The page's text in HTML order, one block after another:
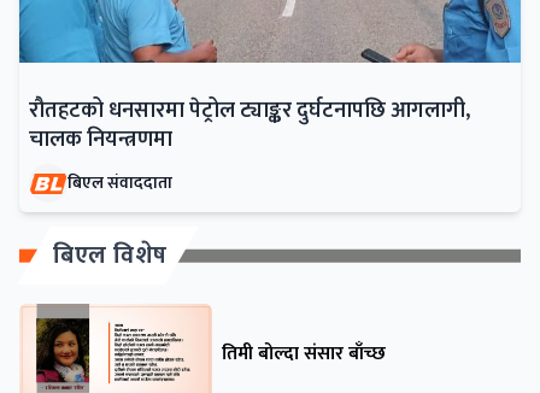
रौतहटको धनसारमा पेट्रोल ट्याङ्कर दुर्घटनापछि आगलागी,
चालक नियन्त्रणमा
बिएल संवाददाता
बिएल विशेष
तिमी बोल्दा संसार बाँच्छ